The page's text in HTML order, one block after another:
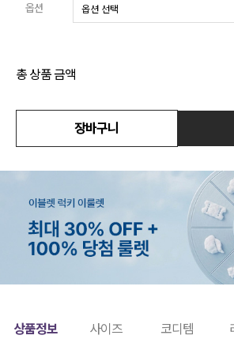
코디템
옵션
총 상품 금액
장바구니
상품정보 사이즈 코디템